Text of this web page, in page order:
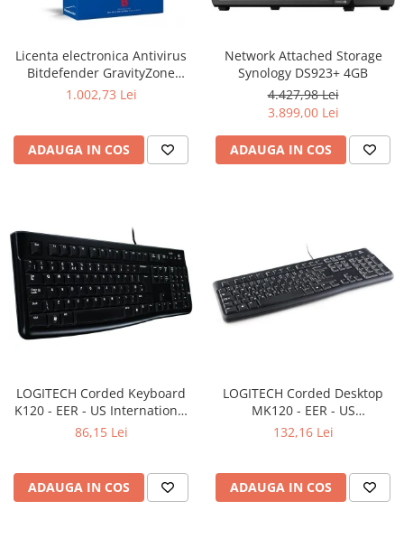
Smartphone IPhone
Casti
Mouse Pad
USB Hub
Licenta electronica Antivirus
Bitdefender GravityZone
Business Security, 5 useri, 2
1.002,73 Lei
ADAUGA IN COS
Network Attached Storage
Synology DS923+ 4GB
4.427,98 Lei
3.899,00 Lei
ADAUGA IN COS
LOGITECH Corded Keyboard
K120 - EER - US International
layout
86,15 Lei
ADAUGA IN COS
LOGITECH Corded Desktop
MK120 - EER - US
International layout
132,16 Lei
ADAUGA IN COS